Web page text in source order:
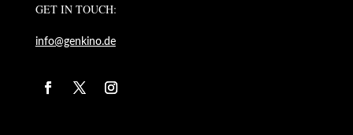
GET IN TOUCH:
info@genkino.de